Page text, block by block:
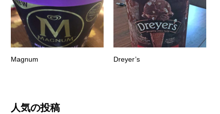
Magnum Dreyer’s
人気の投稿